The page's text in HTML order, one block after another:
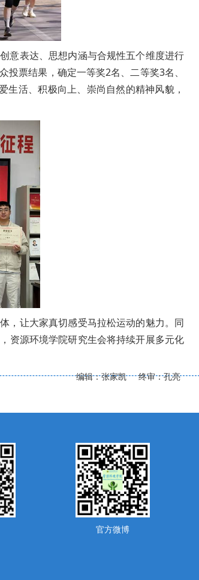
意表达、思想内涵与合规性五个维度进行
票结果，确定一等奖2名、二等奖3名、
活、积极向上、崇尚自然的精神风貌，
，让大家真切感受马拉松运动的魅力。同
资源环境学院研究生会将持续开展多元化
编辑：张家凯 终审：孔亮
官方微博